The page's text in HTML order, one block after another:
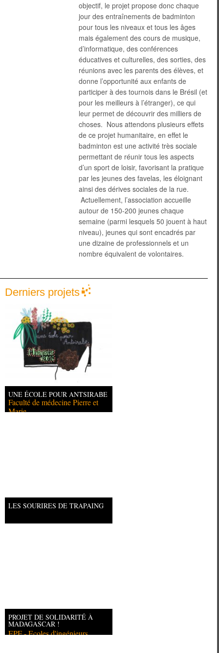
objectif, le projet propose donc chaque
jour des entraînements de badminton
pour tous les niveaux et tous les âges
mais également des cours de musique,
d’informatique, des conférences
éducatives et culturelles, des sorties, des
réunions avec les parents des élèves, et
donne l’opportunité aux enfants de
participer à des tournois dans le Brésil (et
pour les meilleurs à l’étranger), ce qui
leur permet de découvrir des milliers de
choses. Nous attendons plusieurs effets
de ce projet humanitaire, en effet le
badminton est une activité très sociale
permettant de réunir tous les aspects
d’un sport de loisir, favorisant la pratique
par les jeunes des favelas, les éloignant
ainsi des dérives sociales de la rue.
Actuellement, l’association accueille
autour de 150-200 jeunes chaque
semaine (parmi lesquels 50 jouent à haut
niveau), jeunes qui sont encadrés par
une dizaine de professionnels et un
nombre équivalent de volontaires.
Derniers projets
UNE ÉCOLE POUR ANTSIRABE
Faculté de médecine Pierre et
Marie
LES SOURIRES DE TRAPAING
PROJET DE SOLIDARITÉ À
MADAGASCAR !
EPF - Ecoles d'ingénieurs